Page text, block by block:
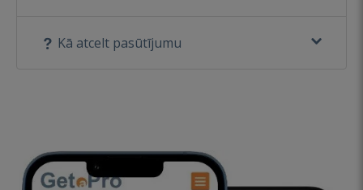
Kā atcelt pasūtījumu